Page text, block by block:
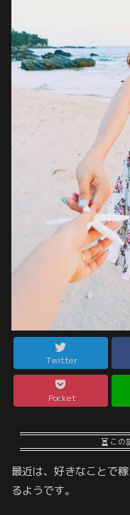
Twitter
Pocket
この
最近は、好きなことで
るようです。